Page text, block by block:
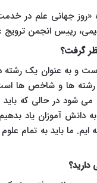
برابر با ۱۹ آبان ماه «روز
رییس انجمن ترویج
گرفت؟
و به عنوان یک رشته
رشته ها و شاخص ها
در حالی که باید
دانش آموزان یاد
ما باید به تمام